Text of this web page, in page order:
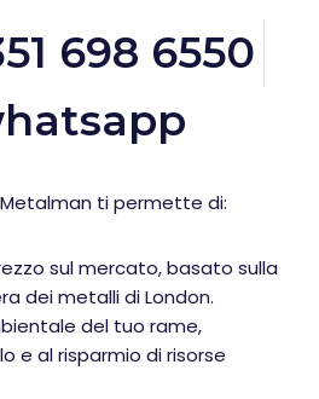
698 6550
ti permette di:
sul mercato, basato sulla
dei metalli di London.
del tuo rame,
e al risparmio di risorse